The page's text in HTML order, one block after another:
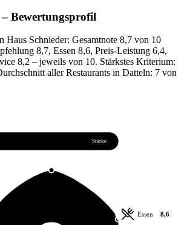
– Bewertungsprofil
Haus Schnieder: Gesamtnote 8,7 von 10
8,7, Essen 8,6, Preis-Leistung 6,4,
8,2 – jeweils von 10. Stärkstes Kriterium:
aller Restaurants in Datteln: 7 von
Stärke
Essen 8,6